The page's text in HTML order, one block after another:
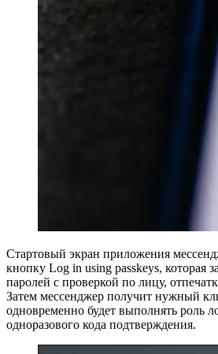
Стартовый экран приложения
кнопку Log in using passkeys, которая
паролей с проверкой по лицу,
Затем мессенджер получит нужный
одновременно будет выполнять роль
одноразового кода подтверждения.